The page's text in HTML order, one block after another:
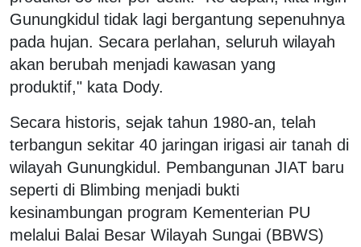
Gunungkidul tidak lagi bergantung sepenuhnya
pada hujan. Secara perlahan, seluruh wilayah
akan berubah menjadi kawasan yang
produktif," kata Dody.
Secara historis, sejak tahun 1980-an, telah
terbangun sekitar 40 jaringan irigasi air tanah di
wilayah Gunungkidul. Pembangunan JIAT baru
seperti di Blimbing menjadi bukti
kesinambungan program Kementerian PU
melalui Balai Besar Wilayah Sungai (BBWS)